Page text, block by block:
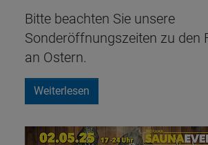
Bitte beachten Sie unsere
Sonderöffnungszeiten zu den
an Ostern.
Weiterlesen